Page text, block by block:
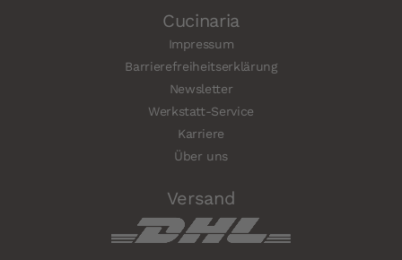
Cucinaria
Impressum
Barrierefreiheitserklärung
Newsletter
Werkstatt-Service
Karriere
Über uns
Versand